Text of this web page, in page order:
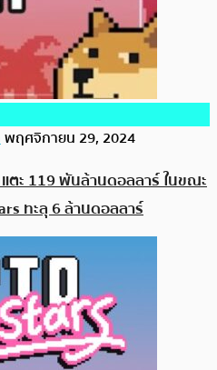
พฤศจิกายน 29, 2024
ตะ 119 พันล้านดอลลาร์ ในขณะ
ทะลุ 6 ล้านดอลลาร์